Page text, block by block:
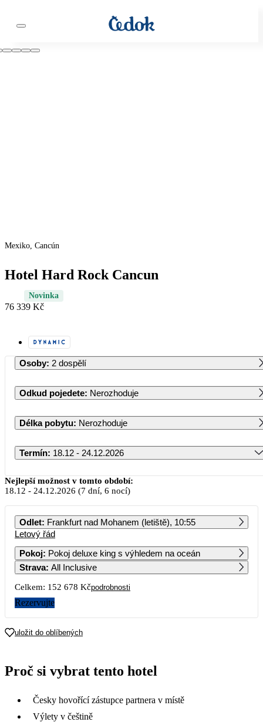
Mexiko, Cancún
Hotel Hard Rock Cancun
Novinka
76 339 Kč
Osoby: 2 dospělí
Odkud pojedete: Nerozhoduje
Délka pobytu: Nerozhoduje
Termín: 18.12 - 24.12.2026
Prosinec 2026
PO ÚT ST ČT PÁ SO NE
7 8 13
14
21
91 129
22
109 169
121 809 131 359 108 099 101 969
Nejlepší možnost v tomto období:
18.12 - 24.12.2026 (7 dní, 6 nocí)
Odlet: Frankfurt nad Mohanem (letiště), 10:55
Letový řád
Pokoj: Pokoj deluxe king s výhledem na oceán
Strava: All Inclusive
Celkem: 152 678 Kčpodrobnosti
Rezervujte
uložit do oblíbených
Proč si vybrat tento hotel
Česky hovořící zástupce partnera v místě
Výlety v češtině